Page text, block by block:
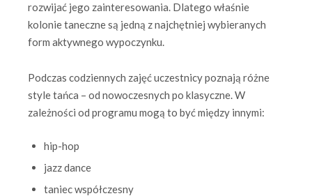
rozwijać jego zainteresowania. Dlatego właśnie
kolonie taneczne są jedną z najchętniej wybieranych
form aktywnego wypoczynku.
Podczas codziennych zajęć uczestnicy poznają różne
style tańca – od nowoczesnych po klasyczne. W
zależności od programu mogą to być między innymi:
hip-hop
jazz dance
taniec współczesny